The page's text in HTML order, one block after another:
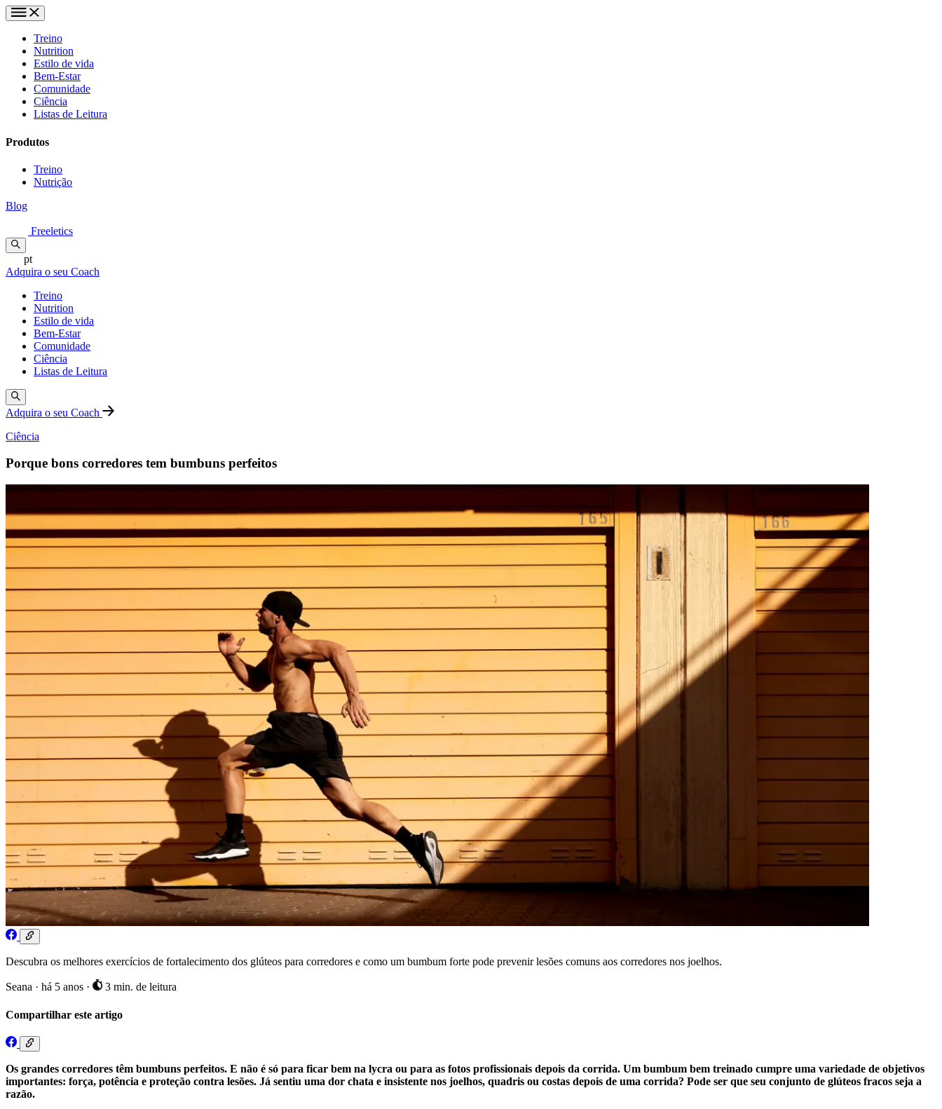
Treino
Nutrition
Estilo de vida
Bem-Estar
Comunidade
Ciência
Listas de Leitura
Produtos
Treino
Nutrição
Blog
Freeletics
pt
Adquira o seu Coach
Treino
Nutrition
Estilo de vida
Bem-Estar
Comunidade
Ciência
Listas de Leitura
Adquira o seu Coach
Ciência
Porque bons corredores tem bumbuns perfeitos
Descubra os melhores exercícios de fortalecimento dos glúteos para corredores e como um bumbum forte pode prevenir lesões comuns aos corredores nos joelhos.
Seana · há 5 anos · 3 min. de leitura
Compartilhar este artigo
Os grandes corredores têm bumbuns perfeitos. E não é só para ficar bem na lycra ou para as fotos profissionais depois da corrida. Um bumbum bem treinado cumpre uma variedade de objetivos
importantes: força, potência e proteção contra lesões. Já sentiu uma dor chata e insistente nos joelhos, quadris ou costas depois de uma corrida? Pode ser que seu conjunto de glúteos fracos seja a
razão.